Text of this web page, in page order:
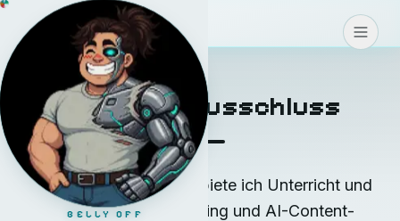
BELLY OFF
Coding
KONTAKT
Haftungsausschluss
Auf coding.teodoro.ch biete ich Unterricht und
Coaching in Vibe Coding und AI-Content-